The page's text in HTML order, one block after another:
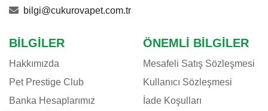
bilgi@cukurovapet.com.tr
BILGILER
Hakkımızda
Pet Prestige Club
Banka Hesaplarımız
ÖNEMLI BILGILER
Mesafeli Satış Sözleşmesi
Kullanıcı Sözleşmesi
İade Koşulları